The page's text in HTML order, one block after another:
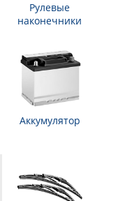
Рулевые
наконечники
Аккумулятор